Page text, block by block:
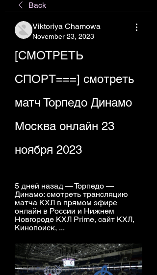
Back
Viktoriya Chamowa
November 23, 2023
[СМОТРЕТЬ
СПОРТ===] смотреть
матч Торпедо Динамо
Москва онлайн 23
ноября 2023
5 дней назад — Торпедо —
Динамо: смотреть трансляцию
матча КХЛ в прямом эфире
онлайн в России и Нижнем
Новгороде КХЛ Prime, сайт КХЛ,
Кинопоиск, ...